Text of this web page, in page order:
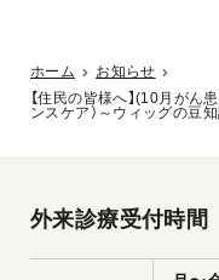
ホーム
お知らせ
【住民の皆様へ】(10月がん
ンスケア）～ウィッグの豆
外来診療受付時間